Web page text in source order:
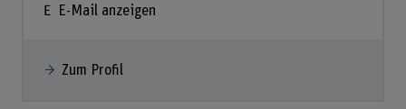
E-Mail anzeigen
Zum Profil